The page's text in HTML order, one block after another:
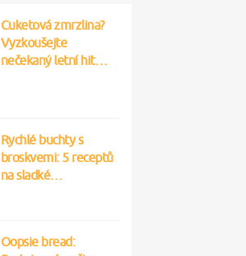
Cuketová zmrzlina?
Vyzkoušejte
nečekaný letní hit…
Rychlé buchty s
broskvemi: 5 receptů
na sladké…
Oopsie bread: